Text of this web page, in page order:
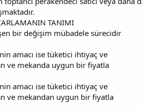
TANIMI
bir değişim mübadele sürecidir
amacı ise tüketici ihtiyaç ve
ve mekanda uygun bir fiyatla
amacı ise tüketici ihtiyaç ve
ve mekandan uygun bir fiyatla